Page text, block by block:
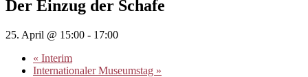
Der Einzug der Schafe
25. April @ 15:00 - 17:00
« Interim
Internationaler Museumstag »